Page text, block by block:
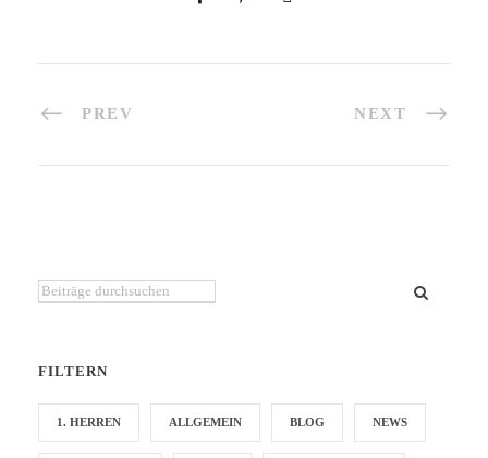
PREV NEXT
Du suchst etwas bestimmtes?
FILTERN
1. HERREN ALLGEMEIN BLOG NEWS